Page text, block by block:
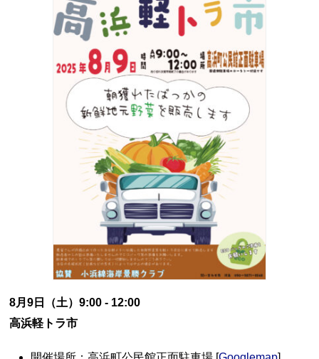
8月9日（土）9:00 - 12:00
高浜軽トラ市